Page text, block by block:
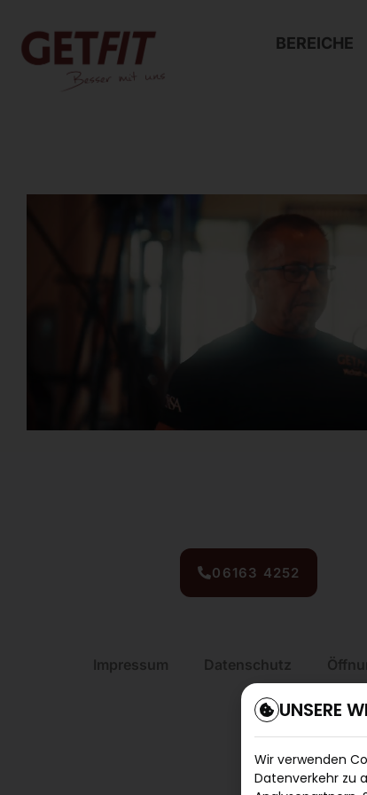
BEREICHE
06163 4252
Impressum Datenschutz
UNSERE
Wir verwenden
Datenverkehr zu